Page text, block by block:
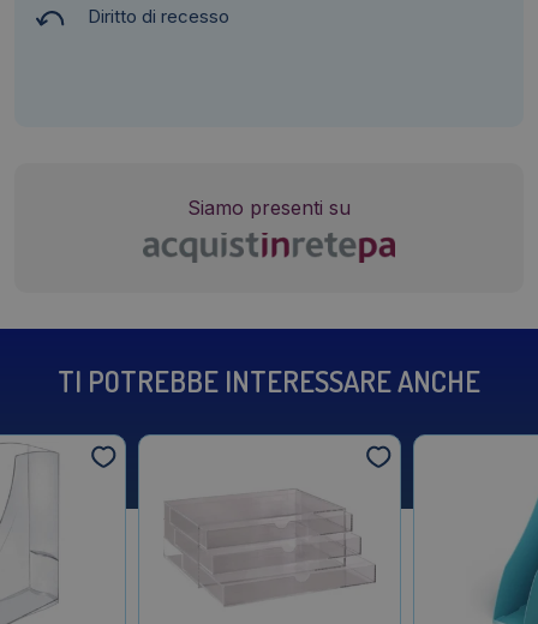
Diritto di recesso
Siamo presenti su
TI POTREBBE INTERESSARE ANCHE